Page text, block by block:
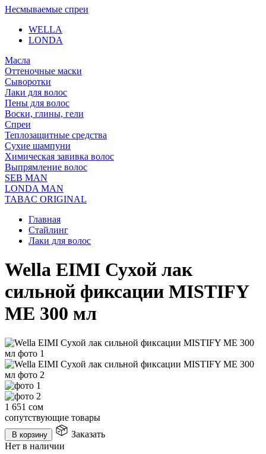
Несмываемые спреи
WELLA
LONDA
Масла
Оттеночные маски
Сыворотки
Лаки для волос
Пены для волос
Воски, глины, гели
Спреи
Теплозащитные средства
Сухие шампуни
Химическая завивка волос
Выпрямление волос
SEB MAN
LONDA MAN
TABAC ORIGINAL
Главная
Стайлинг
Лаки для волос
Wella EIMI Сухой лак
сильной фиксации MISTIFY
ME 300 мл
1 651 сом
сопутствующие товары
В корзину
Заказать
Нет в наличии